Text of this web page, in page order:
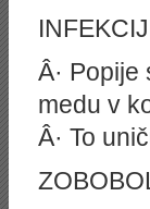
Â· Popije
medu v
Â· To